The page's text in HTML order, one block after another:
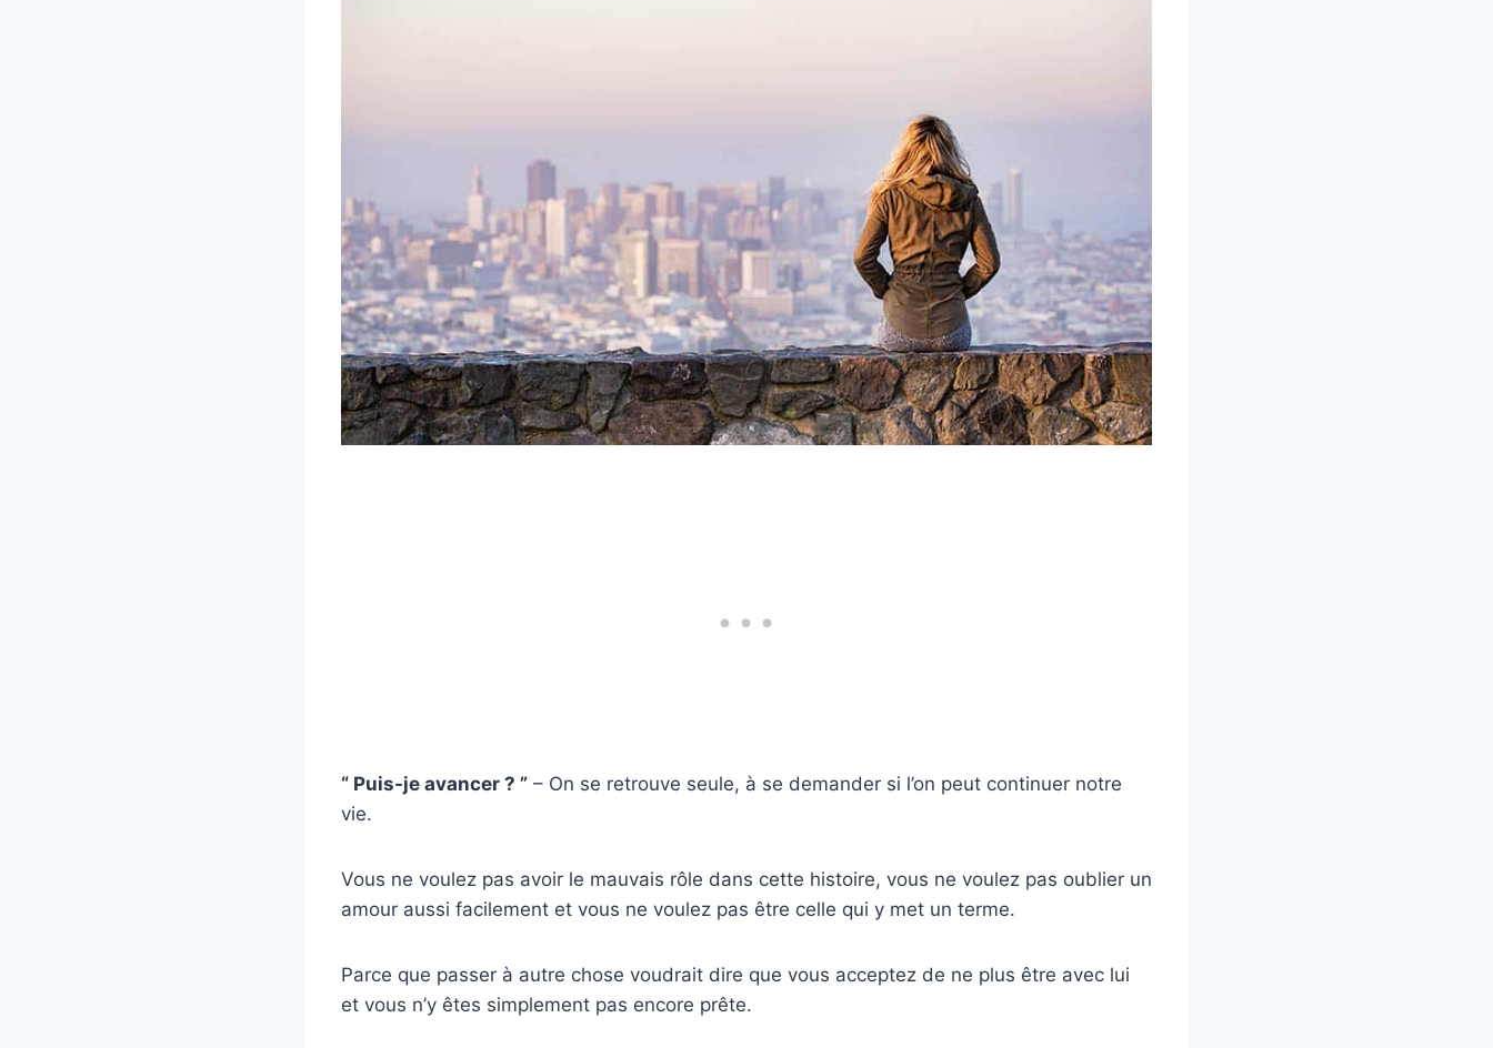
“ Puis-je avancer ? ” – On se retrouve seule, à se demander si l’on peut continuer notre
vie.
Vous ne voulez pas avoir le mauvais rôle dans cette histoire, vous ne voulez pas oublier un
amour aussi facilement et vous ne voulez pas être celle qui y met un terme.
Parce que passer à autre chose voudrait dire que vous acceptez de ne plus être avec lui
et vous n’y êtes simplement pas encore prête.